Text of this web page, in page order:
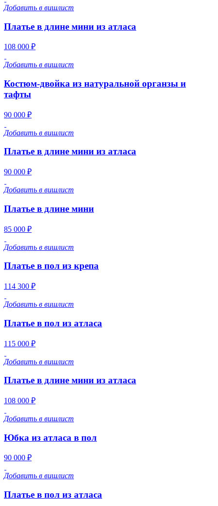
Добавить в вишлист
Платье в длине мини из атласа
108 000 ₽
Добавить в вишлист
Костюм-двойка из натуральной органзы и
тафты
90 000 ₽
Добавить в вишлист
Платье в длине мини из атласа
90 000 ₽
Добавить в вишлист
Платье в длине мини
85 000 ₽
Добавить в вишлист
Платье в пол из крепа
114 300 ₽
Добавить в вишлист
Платье в пол из атласа
115 000 ₽
Добавить в вишлист
Платье в длине мини из атласа
108 000 ₽
Добавить в вишлист
Юбка из атласа в пол
90 000 ₽
Добавить в вишлист
Платье в пол из атласа